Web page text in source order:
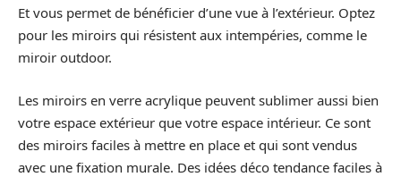
Et vous permet de bénéficier d’une vue à l’extérieur. Optez
pour les miroirs qui résistent aux intempéries, comme le
miroir outdoor.
Les miroirs en verre acrylique peuvent sublimer aussi bien
votre espace extérieur que votre espace intérieur. Ce sont
des miroirs faciles à mettre en place et qui sont vendus
avec une fixation murale. Des idées déco tendance faciles à